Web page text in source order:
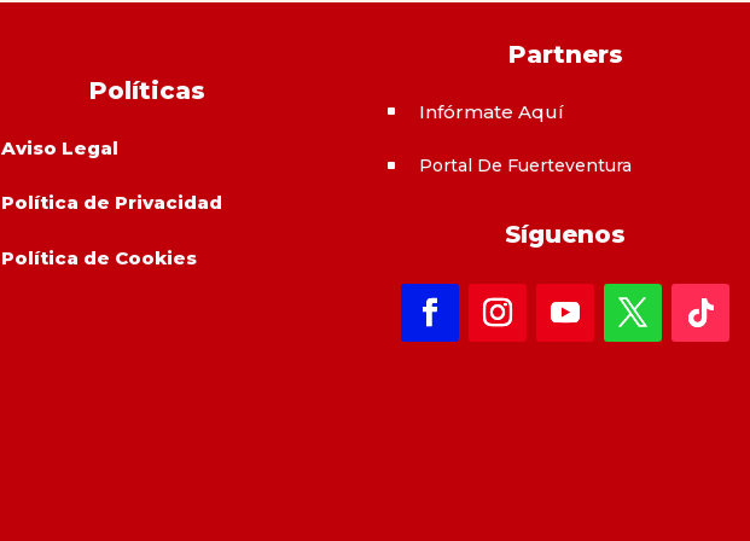
Políticas
Aviso Legal
Política de Privacidad
Política de Cookies
Partners
^ Infórmate Aquí
^ Portal De Fuerteventura
Síguenos